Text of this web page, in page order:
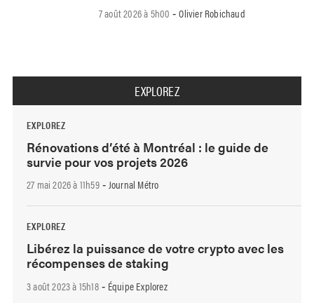
7 août 2026 à 5h00 -Olivier Robichaud
EXPLOREZ
EXPLOREZ
Rénovations d’été à Montréal : le guide de
survie pour vos projets 2026
27 mai 2026 à 11h59- Journal Métro
EXPLOREZ
Libérez la puissance de votre crypto avec les
récompenses de staking
3 août 2023 à 15h18- Équipe Explorez